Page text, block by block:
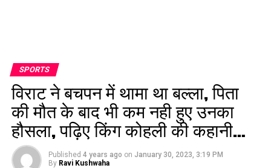
SPORTS
विराट ने बचपन में थामा था बल्ला, पिता
की मौत के बाद भी कम नही हुए उनका
हौसला, पढ़िए किंग कोहली की कहानी…
Published 4 years ago on January 30, 2023, 3:19 PM
By Ravi Kushwaha